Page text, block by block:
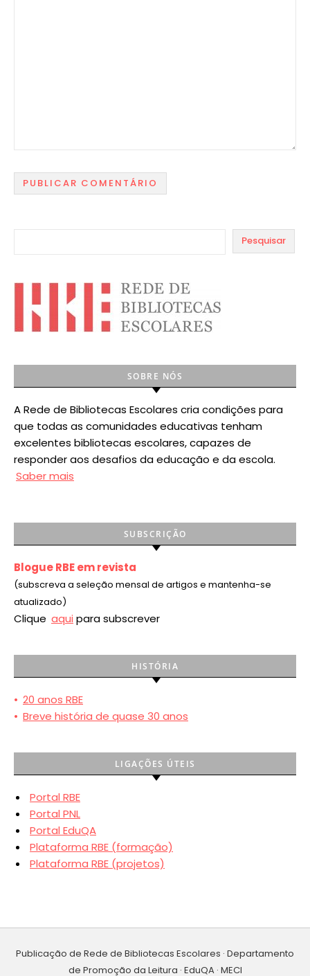
Pesquisar
SOBRE NÓS
A Rede de Bibliotecas Escolares cria condições para
que todas as comunidades educativas tenham
excelentes bibliotecas escolares, capazes de
responder aos desafios da educação e da escola.
Saber mais
SUBSCRIÇÃO
Blogue RBE em revista
(subscreva a seleção mensal de artigos e mantenha-se
atualizado)
Clique aqui para subscrever
HISTÓRIA
• 20 anos RBE
• Breve história de quase 30 anos
LIGAÇÕES ÚTEIS
Portal RBE
Portal PNL
Portal EduQA
Plataforma RBE (formação)
Plataforma RBE (projetos)
Publicação de Rede de Bibliotecas Escolares · Departamento
de Promoção da Leitura · EduQA · MECI